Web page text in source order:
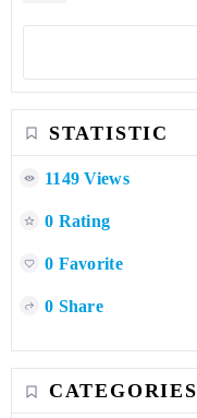
STATISTIC
1149 Views
0 Rating
0 Favorite
0 Share
CATEGORIES